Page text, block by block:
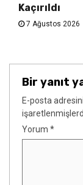
Kaçırıldı
7 Ağustos 2026
Bir yanıt
E-posta
Yorum *